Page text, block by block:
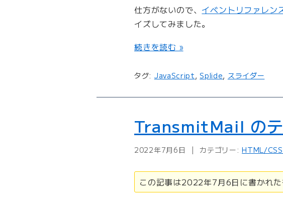
フ
ォ
ー
ム
を
る
仕方がないので、 イベントリファレン
イズしてみました。
“
p
l
i
e
で
ラ
ダ
ー
続きを読む »
タグ: JavaScript, Splide, スライダー
TransmitMail の
2022年7月6日 カテゴリー:HTML/
この記事は2022年7月6日に書かれ